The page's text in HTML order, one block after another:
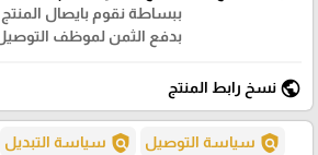
ببساطة نقوم بايصال
بدفع الثمن لموظف
public نسخ رابط المنتج
policy سياسة التوصيل policy سياسة التبديل